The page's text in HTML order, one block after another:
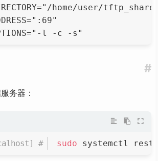
home/user/
l -c -s"
#
务器：
sudo systemctl